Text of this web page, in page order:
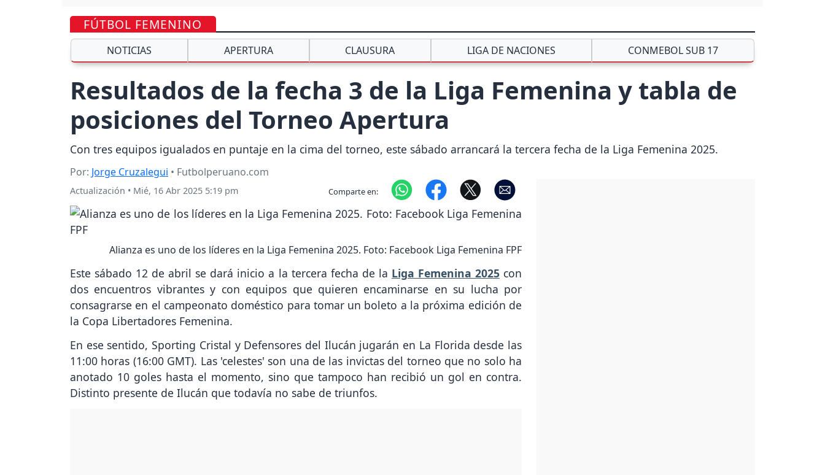
FÚTBOL FEMENINO
NOTICIAS APERTURA CLAUSURA LIGA DE NACIONES CONMEBOL SUB 17
Resultados de la fecha 3 de la Liga Femenina y tabla de
posiciones del Torneo Apertura
Con tres equipos igualados en puntaje en la cima del torneo, este sábado arrancará la tercera fecha de la Liga Femenina 2025.
Por: Jorge Cruzalegui • Futbolperuano.com
Actualización • Mié, 16 Abr 2025 5:19 pm Comparte en:
Alianza es uno de los líderes en la Liga Femenina 2025. Foto: Facebook Liga Femenina FPF
Este sábado 12 de abril se dará inicio a la tercera fecha de la Liga Femenina 2025con
dos encuentros vibrantes y con equipos que quieren encaminarse en su lucha por
consagrarse en el campeonato doméstico para tomar un boleto a la próxima edición de
la Copa Libertadores Femenina.
En ese sentido, Sporting Cristal y Defensores del Ilucán jugarán en La Florida desde las
11:00 horas (16:00 GMT). Las 'celestes' son una de las invictas del torneo que no solo ha
anotado 10 goles hasta el momento, sino que tampoco han recibió un gol en contra.
Distinto presente de Ilucán que todavía no sabe de triunfos.